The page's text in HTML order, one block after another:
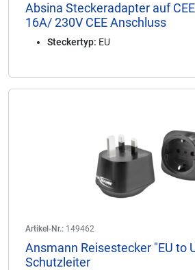
Absina Steckeradapter auf
16A/ 230V CEE Anschluss
Steckertyp: EU
Artikel-Nr.: 149462
Ansmann Reisestecker "EU to
Schutzleiter